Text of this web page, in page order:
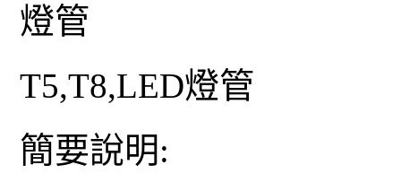
燈管
T5,T8,LED燈管
簡要說明: